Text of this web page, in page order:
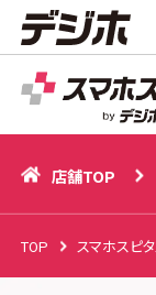
店舗TOP
店舗TOP
TOP スマホスピ